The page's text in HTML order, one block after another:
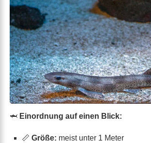
🦈 Einordnung auf einen Blick:
📏 Größe: meist unter 1 Meter